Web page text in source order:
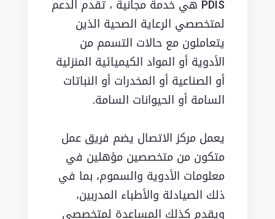
PDIS هي خدمة مجانية ، تقدم الدعم
لمتخصصي الرعاية الصحية الذين
يتعاملون مع حالات التسمم من
الأدوية أو المواد الكيميائية المنزلية
أو الصناعية أو المخدرات أو النباتات
السامة أو الحيوانات السامة.
يعمل مركز الاتصال يضم فريق عمل
متكون من متخصصين مؤهلين في
معلومات الأدوية والسموم، بما في
ذلك الصيادلة والأطباء المدربين،
ويقدم كذلك المساعدة لمتخصصي